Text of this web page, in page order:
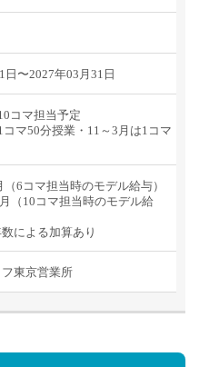
日〜2027年03月31日
コマ担当予定
コマ50分授業・11～3月は1コマ
6コマ担当時のモデル給与）
（10コマ担当時のモデル給
による加算あり
東京営業所